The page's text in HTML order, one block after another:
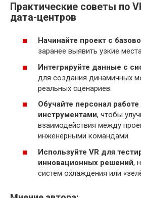
Практические советы по
дата-центров
Начинайте проект с
заранее выявить узкие
Интегрируйте данные с
для создания динамичных
реальных сценариев.
Обучайте персонал работе
инструментами, чтобы
взаимодействия между
инженерными командами.
Используйте VR для
инновационных решений,
систем охлаждения или